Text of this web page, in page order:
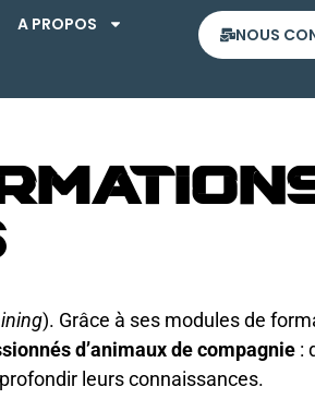
A PROPOS NOUS
). Grâce à ses modules de
d’animaux de compagnie :
leurs connaissances.